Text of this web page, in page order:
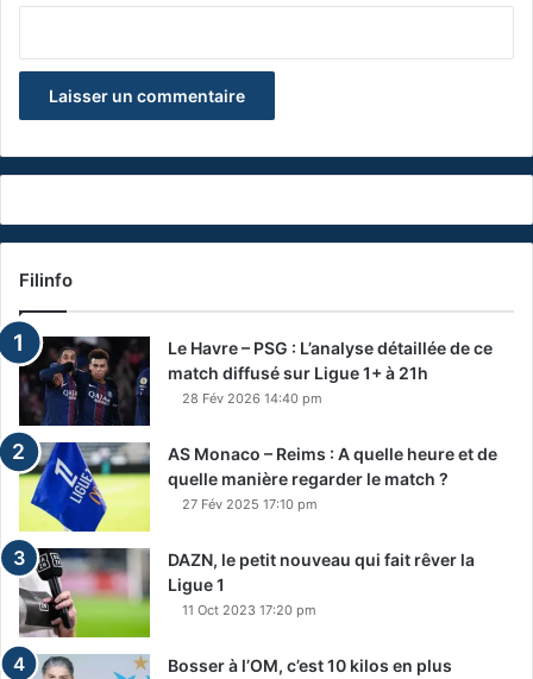
Filinfo
Le Havre – PSG : L’analyse détaillée de ce
match diffusé sur Ligue 1+ à 21h
28 Fév 2026 14:40 pm
AS Monaco – Reims : A quelle heure et de
quelle manière regarder le match ?
27 Fév 2025 17:10 pm
DAZN, le petit nouveau qui fait rêver la
Ligue 1
11 Oct 2023 17:20 pm
Bosser à l’OM, c’est 10 kilos en plus